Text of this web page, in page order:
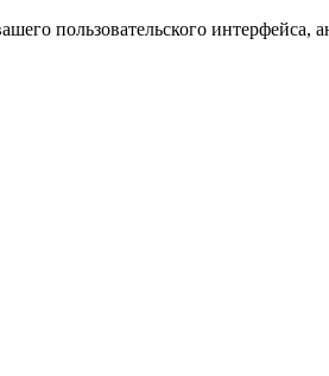
пользовательского